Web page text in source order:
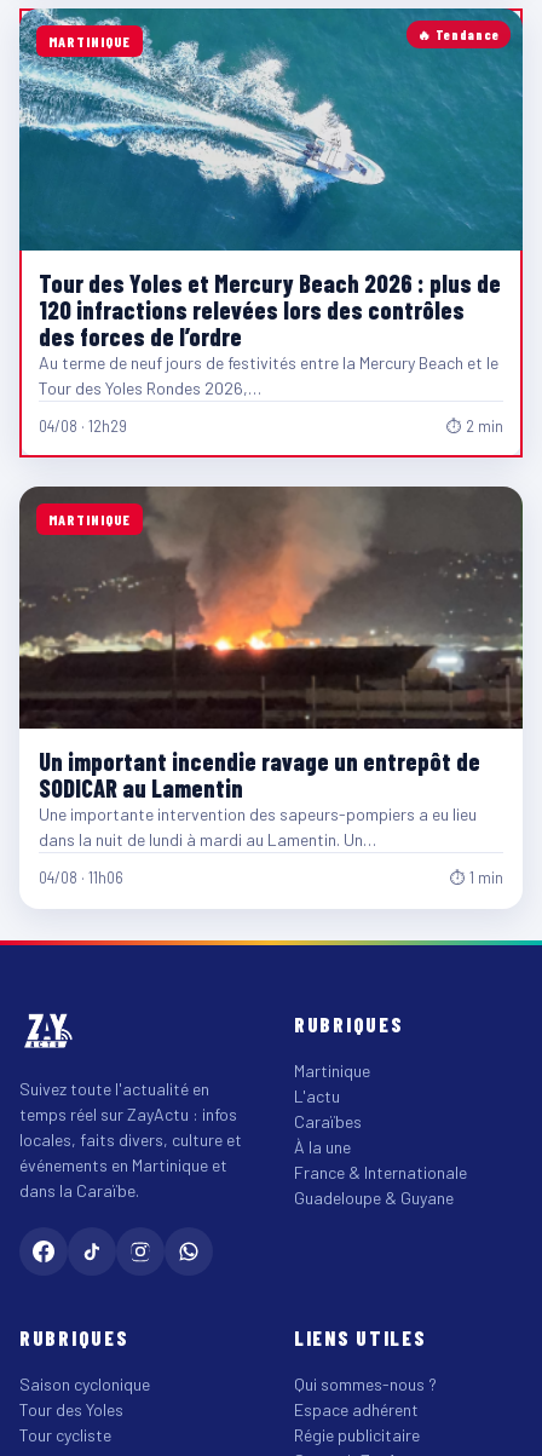
🔥 Tendance
MARTINIQUE
Tour des Yoles et Mercury Beach 2026 : plus de
120 infractions relevées lors des contrôles
des forces de l’ordre
Au terme de neuf jours de festivités entre la Mercury Beach et le
Tour des Yoles Rondes 2026,…
04/08 · 12h29 ⏱ 2 min
MARTINIQUE
Un important incendie ravage un entrepôt de
SODICAR au Lamentin
Une importante intervention des sapeurs-pompiers a eu lieu
dans la nuit de lundi à mardi au Lamentin. Un…
04/08 · 11h06 ⏱ 1 min
Suivez toute l'actualité en
temps réel sur ZayActu : infos
locales, faits divers, culture et
événements en Martinique et
dans la Caraïbe.
RUBRIQUES
Martinique
L'actu
Caraïbes
À la une
France & Internationale
Guadeloupe & Guyane
RUBRIQUES
Saison cyclonique
Tour des Yoles
Tour cycliste
LIENS UTILES
Qui sommes-nous ?
Espace adhérent
Régie publicitaire